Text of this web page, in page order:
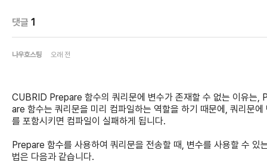
댓글 1
나우호스팅 오래 전
CUBRID Prepare 함수의 쿼리문에 변수가 존재할 수 없는 이유는,
are 함수는 쿼리문을 미리 컴파일하는 역할을 하기 때문에, 쿼리문에
를 포함시키면 컴파일이 실패하게 됩니다.
Prepare 함수를 사용하여 쿼리문을 전송할 때, 변수를 사용할 수 있
법은 다음과 같습니다.